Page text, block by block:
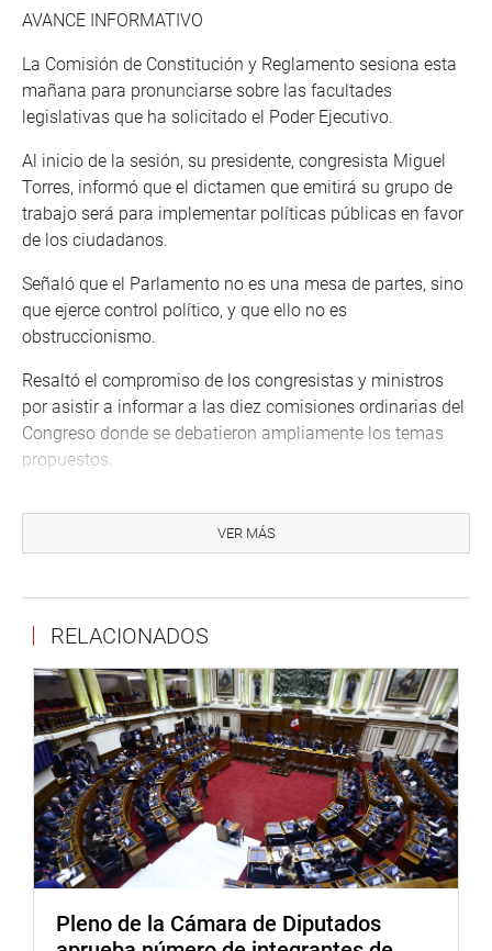
AVANCE INFORMATIVO
La Comisión de Constitución y Reglamento sesiona esta
mañana para pronunciarse sobre las facultades
legislativas que ha solicitado el Poder Ejecutivo.
Al inicio de la sesión, su presidente, congresista Miguel
Torres, informó que el dictamen que emitirá su grupo de
trabajo será para implementar políticas públicas en favor
de los ciudadanos.
Señaló que el Parlamento no es una mesa de partes, sino
que ejerce control político, y que ello no es
obstruccionismo.
Resaltó el compromiso de los congresistas y ministros
por asistir a informar a las diez comisiones ordinarias del
Congreso donde se debatieron ampliamente los temas
propuestos.
dijo, es sólido y jurídico y en el cual se plantea que en 60
o 90 días se dicten los decretos legislativas en varias
PRENSA CONGRESO
VER MÁS
RELACIONADOS
Pleno de la Cámara de Diputados